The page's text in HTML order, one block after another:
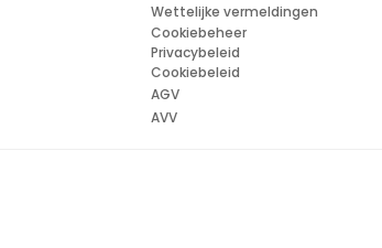
Wettelijke vermeldingen
Cookiebeheer
Privacybeleid
Cookiebeleid
AGV
AVV